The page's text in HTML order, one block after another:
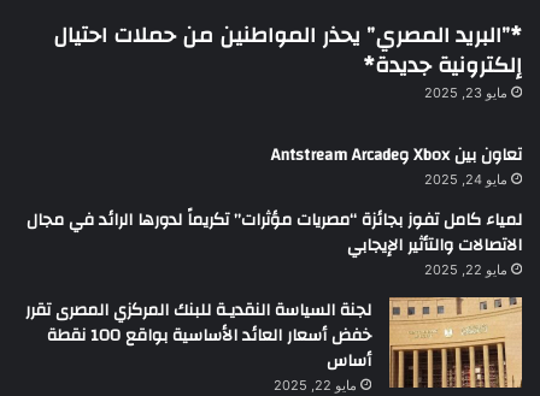
*”البريد المصري” يحذر المواطنين من حملات احتيال
إلكترونية جديدة*
مايو 23, 2025
تعاون بين Xbox وAntstream Arcade
مايو 24, 2025
لمياء كامل تفوز بجائزة “مصريات مؤثرات” تكريماً لدورها الرائد في مجال
الاتصالات والتأثير الإيجابي
مايو 22, 2025
لجنة السياسة النقديـة للبنك المركزي المصرى تقرر
خفض أسعار العائد الأساسية بواقع 100 نقطة
أساس
مايو 22, 2025